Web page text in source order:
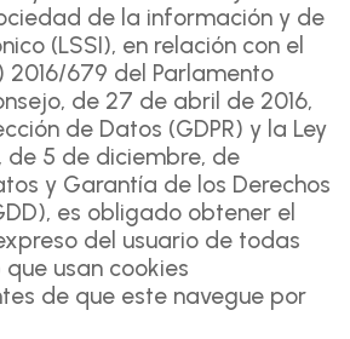
de la información y de
(LSSI), en relación con el
2016/679 del Parlamento
de 27 de abril de 2016,
de Datos (GDPR) y la Ley
de 5 de diciembre, de
y Garantía de los Derechos
es obligado obtener el
del usuario de todas
usan cookies
de que este navegue por